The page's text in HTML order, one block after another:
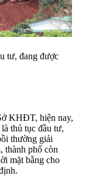
tư, đang được
KHĐT, hiện nay,
thủ tục đầu tư,
thường giải
thành phố còn
mặt bằng cho